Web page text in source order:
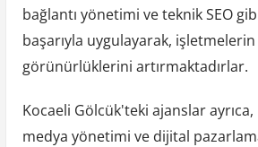
bağlantı yönetimi ve teknik SEO
başarıyla uygulayarak,
görünürlüklerini artırmaktadırlar.
Kocaeli Gölcük'teki ajanslar
medya yönetimi ve dijital